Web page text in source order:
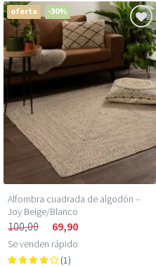
oferta -30%
Alfombra cuadrada de algodón –
Joy Beige/Blanco
100,00 69,90
Se venden rápido
(1)